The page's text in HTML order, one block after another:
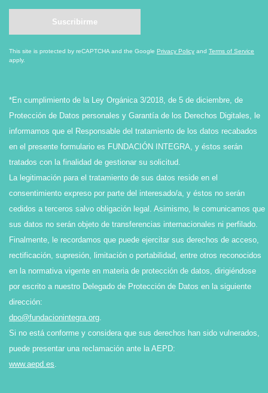
This site is protected by reCAPTCHA and the Google Privacy Policy and Terms of Service
apply.
*En cumplimiento de la Ley Orgánica 3/2018, de 5 de diciembre, de
Protección de Datos personales y Garantía de los Derechos Digitales, le
informamos que el Responsable del tratamiento de los datos recabados
en el presente formulario es FUNDACIÓN INTEGRA, y éstos serán
tratados con la finalidad de gestionar su solicitud.
La legitimación para el tratamiento de sus datos reside en el
consentimiento expreso por parte del interesado/a, y éstos no serán
cedidos a terceros salvo obligación legal. Asimismo, le comunicamos que
sus datos no serán objeto de transferencias internacionales ni perfilado.
Finalmente, le recordamos que puede ejercitar sus derechos de acceso,
rectificación, supresión, limitación o portabilidad, entre otros reconocidos
en la normativa vigente en materia de protección de datos, dirigiéndose
por escrito a nuestro Delegado de Protección de Datos en la siguiente
dirección:
dpo@fundacionintegra.org.
Si no está conforme y considera que sus derechos han sido vulnerados,
puede presentar una reclamación ante la AEPD:
www.aepd.es.